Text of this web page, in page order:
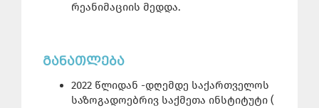
რეანიმაციის მედდა.
ᲒᲐᲜᲐᲗᲚᲔᲑᲐ
2022 წლიდან -დღემდე საქართველოს
საზოგადოებრივ საქმეთა ინსტიტუტი (